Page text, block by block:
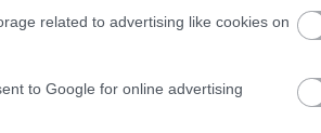
related to advertising like cookies on
to Google for online advertising
időskor